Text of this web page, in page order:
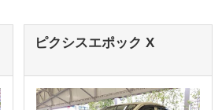
ピクシスエポック X